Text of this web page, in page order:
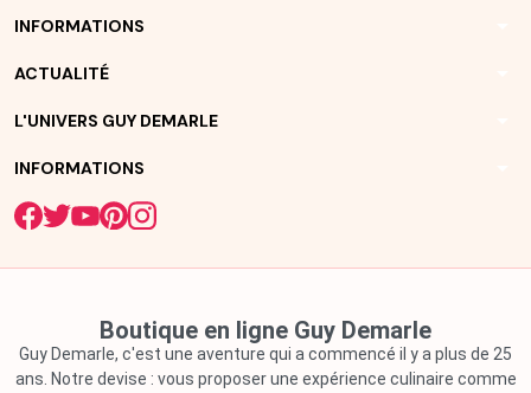
INFORMATIONS
ACTUALITÉ
L'UNIVERS GUY DEMARLE
INFORMATIONS
Boutique en ligne Guy Demarle
Guy Demarle, c'est une aventure qui a commencé il y a plus de 25
ans. Notre devise : vous proposer une expérience culinaire comme